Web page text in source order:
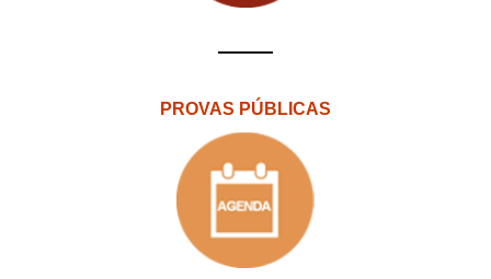
PROVAS PÚBLICAS